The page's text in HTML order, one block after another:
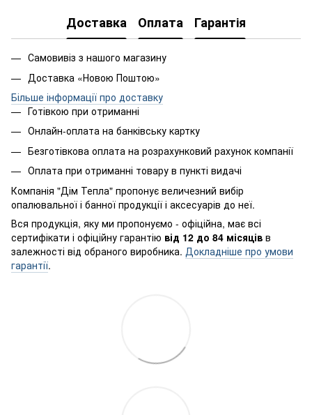
Доставка Оплата Гарантія
Самовивіз з нашого магазину
Доставка «Новою Поштою»
Більше інформації про доставку
Готівкою при отриманні
Онлайн-оплата на банківську картку
Безготівкова оплата на розрахунковий рахунок компанії
Оплата при отриманні товару в пункті видачі
Компанія "Дім Тепла" пропонує величезний вибір
опалювальної і банної продукції і аксесуарів до неї.
Вся продукція, яку ми пропонуємо - офіційна, має всі
сертифікати і офіційну гарантію від 12 до 84 місяців в
залежності від обраного виробника. Докладніше про умови
гарантії.